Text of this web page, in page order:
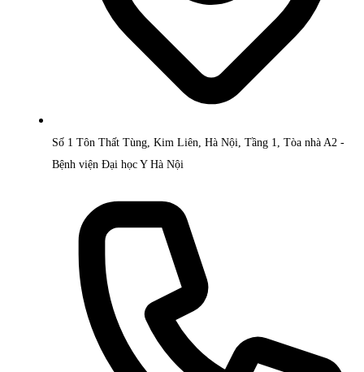
Số 1 Tôn Thất Tùng, Kim Liên, Hà Nội, Tầng 1, Tòa nhà A2 -
Bệnh viện Đại học Y Hà Nội